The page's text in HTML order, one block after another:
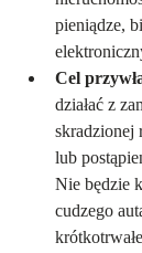
pieniądze,
Cel
działać z
skradzionej
lub
Nie będzie
cudzego